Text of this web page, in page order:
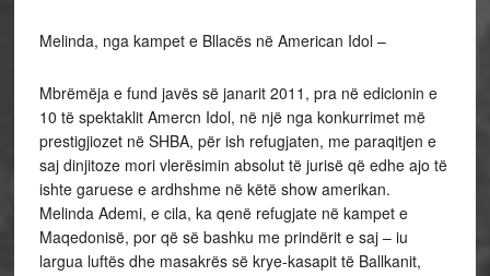
Melinda, nga kampet e Bllacës në American Idol –
Mbrëmëja e fund javës së janarit 2011, pra në edicionin e
10 të spektaklit Amercn Idol, në një nga konkurrimet më
prestigjiozet në SHBA, për ish refugjaten, me paraqitjen e
saj dinjitoze mori vlerësimin absolut të jurisë që edhe ajo të
ishte garuese e ardhshme në këtë show amerikan.
Melinda Ademi, e cila, ka qenë refugjate në kampet e
Maqedonisë, por që së bashku me prindërit e saj – iu
largua luftës dhe masakrës së krye-kasapit të Ballkanit,